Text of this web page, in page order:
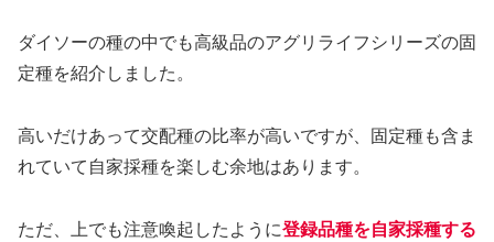
ダイソーの種の中でも高級品のアグリライフシリーズの固
定種を紹介しました。
高いだけあって交配種の比率が高いですが、固定種も含ま
れていて自家採種を楽しむ余地はあります。
ただ、上でも注意喚起したように登録品種を自家採種する